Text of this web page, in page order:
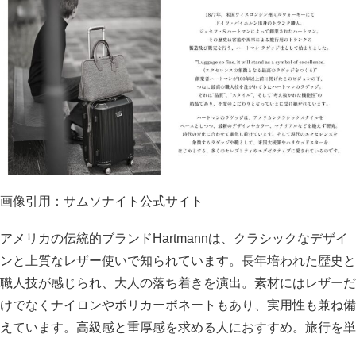
画像引用：サムソナイト公式サイト
アメリカの伝統的ブランドHartmannは、クラシックなデザイ
ンと上質なレザー使いで知られています。長年培われた歴史と
職人技が感じられ、大人の落ち着きを演出。素材にはレザーだ
けでなくナイロンやポリカーボネートもあり、実用性も兼ね備
えています。高級感と重厚感を求める人におすすめ。旅行を単